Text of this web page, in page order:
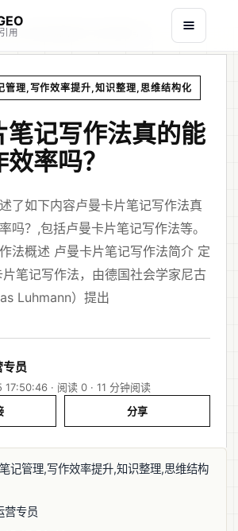
用
写作法真的能提升写作效率吗？
管理,写作效率提升,知识整理,思维结构化
笔记写作法真的能
率吗？
了如下内容卢曼卡片笔记写作法真
吗？,包括卢曼卡片笔记写作法等。
法概述 卢曼卡片笔记写作法简介 定
笔记写作法，由德国社会学家尼古
Luhmann）提出
员
· 阅读 0 · 11 分钟阅读
分享
记管理,写作效率提升,知识整理,思维结构
营专员